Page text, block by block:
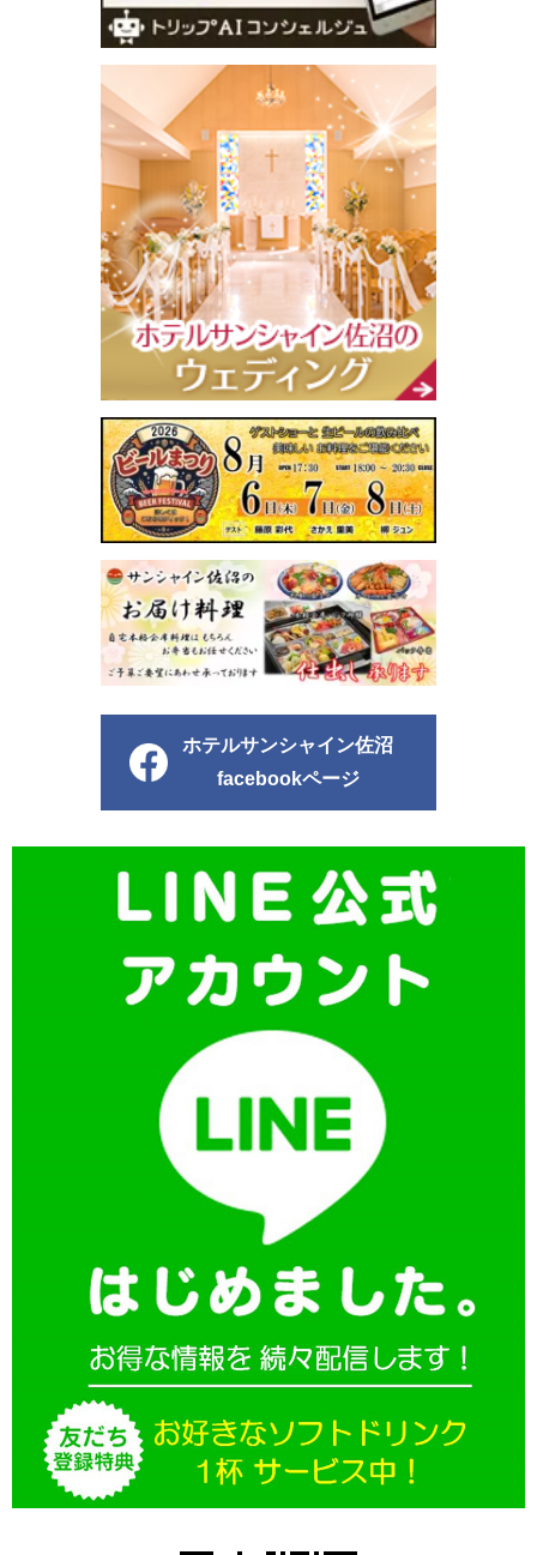
ホテルサンシャイン佐沼
facebookページ